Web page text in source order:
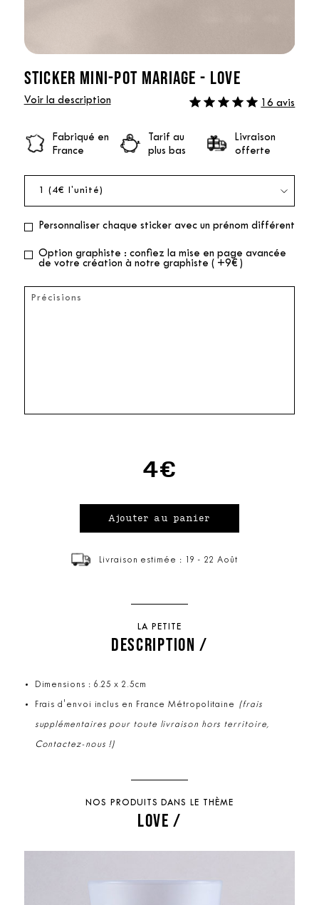
STICKER MINI-POT MARIAGE - LOVE
Voir la description 16 avis
Fabriqué en
France
Tarif au
plus bas
Livraison
offerte
Personnaliser chaque sticker avec un prénom différent
Option graphiste : confiez la mise en page avancée
de votre création à notre graphiste ( +9€ )
4€
Livraison estimée : 19 - 22 Août
LA PETITE
DESCRIPTION /
Dimensions : 6.25 x 2.5cm
Frais d'envoi inclus en France Métropolitaine (frais
supplémentaires pour toute livraison hors territoire,
Contactez-nous !)
NOS PRODUITS DANS LE THÈME
LOVE /